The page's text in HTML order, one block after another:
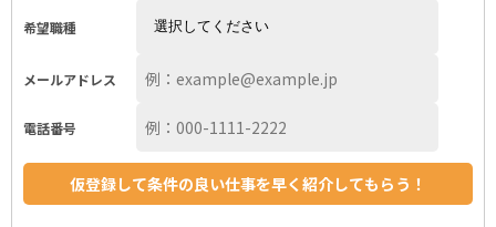
希望職種
メールアドレス
電話番号